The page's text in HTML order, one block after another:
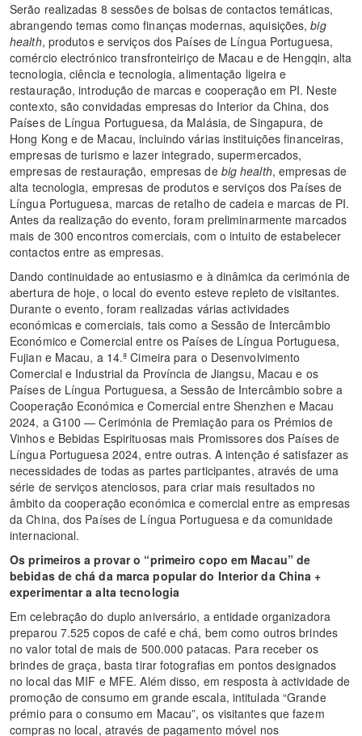
Serão realizadas 8 sessões de bolsas de contactos temáticas,
abrangendo temas como finanças modernas, aquisições,big
health, produtos e serviços dos Países de Língua Portuguesa,
comércio electrónico transfronteiriço de Macau e de Hengqin, alta
tecnologia, ciência e tecnologia, alimentação ligeira e
restauração, introdução de marcas e cooperação em PI. Neste
contexto, são convidadas empresas do Interior da China, dos
Países de Língua Portuguesa, da Malásia, de Singapura, de
Hong Kong e de Macau, incluindo várias instituições financeiras,
empresas de turismo e lazer integrado, supermercados,
empresas de restauração, empresas de big health, empresas de
alta tecnologia, empresas de produtos e serviços dos Países de
Língua Portuguesa, marcas de retalho de cadeia e marcas de PI.
Antes da realização do evento, foram preliminarmente marcados
mais de 300 encontros comerciais, com o intuito de estabelecer
contactos entre as empresas.
Dando continuidade ao entusiasmo e à dinâmica da cerimónia de
abertura de hoje, o local do evento esteve repleto de visitantes.
Durante o evento, foram realizadas várias actividades
económicas e comerciais, tais como a Sessão de Intercâmbio
Económico e Comercial entre os Países de Língua Portuguesa,
Fujian e Macau, a 14.ª Cimeira para o Desenvolvimento
Comercial e Industrial da Província de Jiangsu, Macau e os
Países de Língua Portuguesa, a Sessão de Intercâmbio sobre a
Cooperação Económica e Comercial entre Shenzhen e Macau
2024, a G100 — Cerimónia de Premiação para os Prémios de
Vinhos e Bebidas Espirituosas mais Promissores dos Países de
Língua Portuguesa 2024, entre outras. A intenção é satisfazer as
necessidades de todas as partes participantes, através de uma
série de serviços atenciosos, para criar mais resultados no
âmbito da cooperação económica e comercial entre as empresas
da China, dos Países de Língua Portuguesa e da comunidade
internacional.
Os primeiros a provar o “primeiro copo em Macau” de
bebidas de chá da marca popular do Interior da China +
experimentar a alta tecnologia
Em celebração do duplo aniversário, a entidade organizadora
preparou 7.525 copos de café e chá, bem como outros brindes
no valor total de mais de 500.000 patacas. Para receber os
brindes de graça, basta tirar fotografias em pontos designados
no local das MIF e MFE. Além disso, em resposta à actividade de
promoção de consumo em grande escala, intitulada “Grande
prémio para o consumo em Macau”, os visitantes que fazem
compras no local, através de pagamento móvel nos